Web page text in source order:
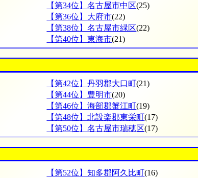
【第34位】名古屋市中区(25)
【第36位】大府市(22)
【第38位】名古屋市緑区(22)
【第40位】東海市(21)
【第42位】丹羽郡大口町(21)
【第44位】豊明市(20)
【第46位】海部郡蟹江町(19)
【第48位】北設楽郡東栄町(17)
【第50位】名古屋市瑞穂区(17)
【第52位】知多郡阿久比町(16)